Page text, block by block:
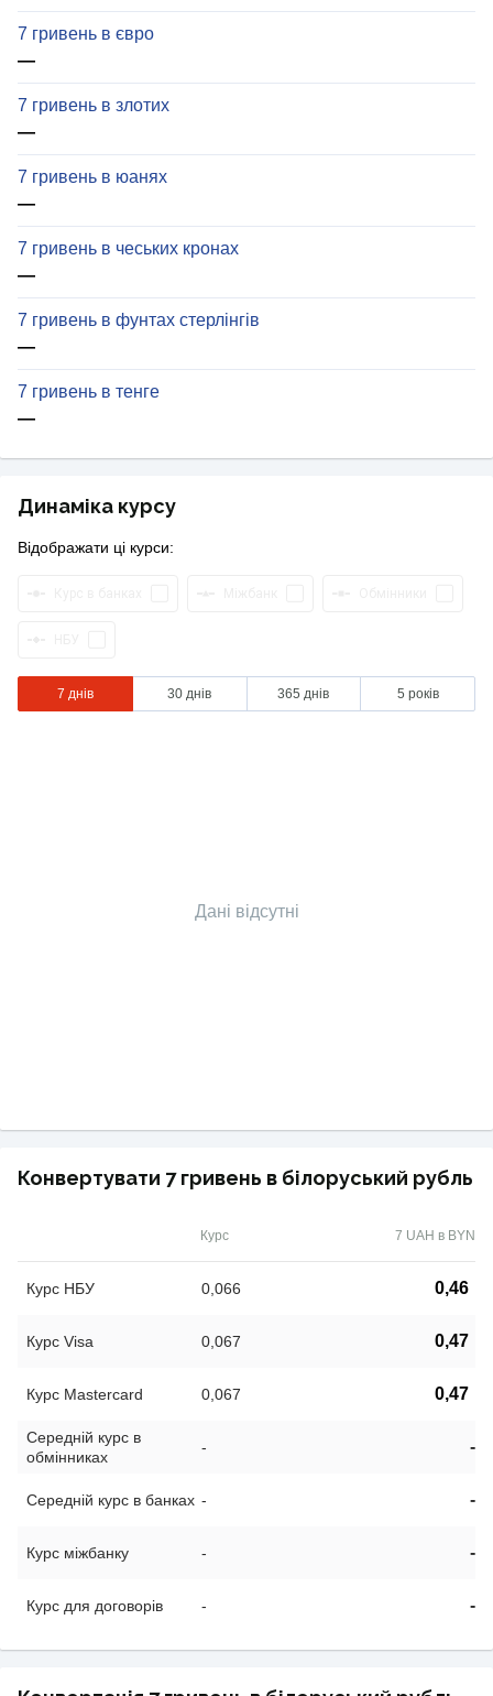
7 гривень в євро
—
7 гривень в злотих
—
7 гривень в юанях
—
7 гривень в чеських кронах
—
7 гривень в фунтах стерлінгів
—
7 гривень в тенге
—
Динаміка курсу
Відображати ці курси:
7 днів 30 днів 365 днів 5 років
Дані відсутні
Конвертувати 7 гривень в білоруський рубль
Курс 7 UAH в BYN
Курс НБУ 0,066 0,46
Курс Visa 0,067 0,47
Курс Mastercard 0,067 0,47
Середній курс в
обмінниках
- -
Середній курс в банках - -
Курс міжбанку - -
Курс для договорів - -